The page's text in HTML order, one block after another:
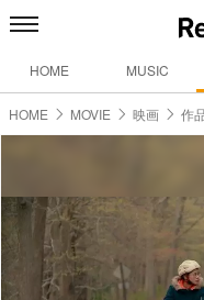
HOME MUSIC
HOME MOVIE 映画 作